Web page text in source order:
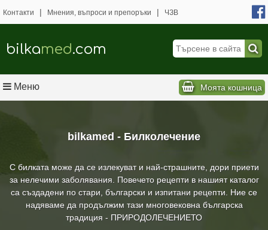
bilkamed - Билколечение
С билката може да се излекуват и най-страшните, дори приети
за нелечими заболявания. Повечето рецепти в нашият каталог
са създадени по стари, български и изпитани рецепти. Ние се
надяваме да продължим тази многовековна българска
традиция - ПРИРОДОЛЕЧЕНИЕТО
Контакти | Мнения, въпроси и препоръки | ЧЗВ
bilkamed.com
Меню Моята кошница